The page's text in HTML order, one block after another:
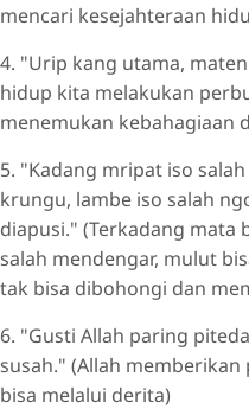
mencari kesejahteraan
4. "Urip kang utama,
hidup kita melakukan
menemukan kebahagiaan
5. "Kadang mripat iso
krungu, lambe iso salah
diapusi." (Terkadang mata
salah mendengar, mulut
tak bisa dibohongi dan
6. "Gusti Allah paring
susah." (Allah
bisa melalui derita)